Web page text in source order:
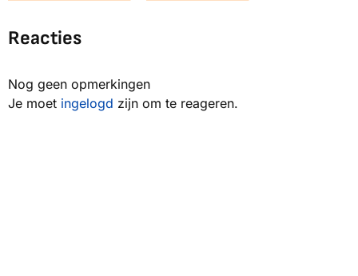
Reacties
Nog geen opmerkingen
Je moet ingelogd zijn om te reageren.